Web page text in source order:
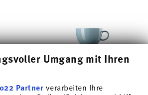
Umgang mit Ihren
Partnerverarbeiten Ihre